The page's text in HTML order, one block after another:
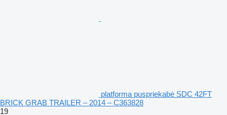
platforma puspriekabė SDC 42FT
BRICK GRAB TRAILER – 2014 – C363828
19